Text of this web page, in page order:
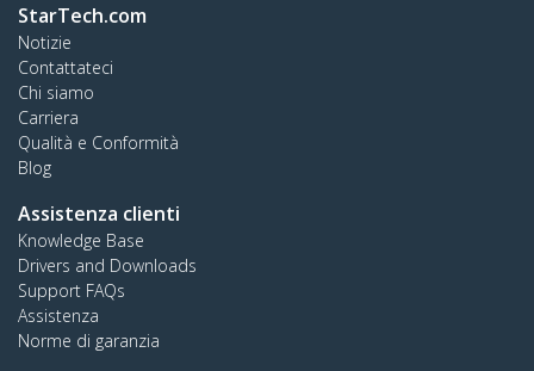
StarTech.com
Notizie
Contattateci
Chi siamo
Carriera
Qualità e Conformità
Blog
Assistenza clienti
Knowledge Base
Drivers and Downloads
Support FAQs
Assistenza
Norme di garanzia